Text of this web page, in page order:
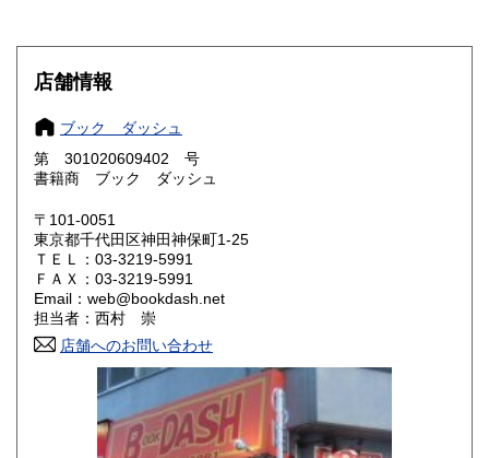
滋賀県 600円 京都府 600円
大阪府
奈良県
鳥取県 600円
岡山県 600円
山口県 600円
香川県
福岡県
600円 長崎県
店舗情報
ブック ダッシュ
第 301020609402 号
書籍商 ブック ダッシュ
〒101-0051
東京都千代田区神田神保町1-25
ＴＥＬ：03-3219-5991
ＦＡＸ：03-3219-5991
Email：web@bookdash.net
担当者：西村 崇
店舗へのお問い合わせ